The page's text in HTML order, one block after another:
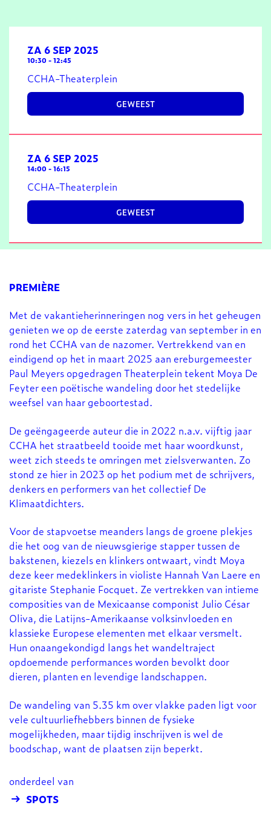
ZA 6 SEP 2025
10:30 -12:45
CCHA-Theaterplein
GEWEEST
ZA 6 SEP 2025
14:00 -16:15
CCHA-Theaterplein
GEWEEST
PREMIÈRE
Met de vakantieherinneringen nog vers in het geheugen
genieten we op de eerste zaterdag van september in en
rond het CCHA van de nazomer. Vertrekkend van en
eindigend op het in maart 2025 aan ereburgemeester
Paul Meyers opgedragen Theaterplein tekent Moya De
Feyter een poëtische wandeling door het stedelijke
weefsel van haar geboortestad.
De geëngageerde auteur die in 2022 n.a.v. vijftig jaar
CCHA het straatbeeld tooide met haar woordkunst,
weet zich steeds te omringen met zielsverwanten. Zo
stond ze hier in 2023 op het podium met de schrijvers,
denkers en performers van het collectief De
Klimaatdichters.
Voor de stapvoetse meanders langs de groene plekjes
die het oog van de nieuwsgierige stapper tussen de
bakstenen, kiezels en klinkers ontwaart, vindt Moya
deze keer medeklinkers in violiste Hannah Van Laere en
gitariste Stephanie Focquet. Ze vertrekken van intieme
composities van de Mexicaanse componist Julio César
Oliva, die Latijns-Amerikaanse volksinvloeden en
klassieke Europese elementen met elkaar versmelt.
Hun onaangekondigd langs het wandeltraject
opdoemende performances worden bevolkt door
dieren, planten en levendige landschappen.
De wandeling van 5.35 km over vlakke paden ligt voor
vele cultuurliefhebbers binnen de fysieke
mogelijkheden, maar tijdig inschrijven is wel de
boodschap, want de plaatsen zijn beperkt.
onderdeel van
SPOTS